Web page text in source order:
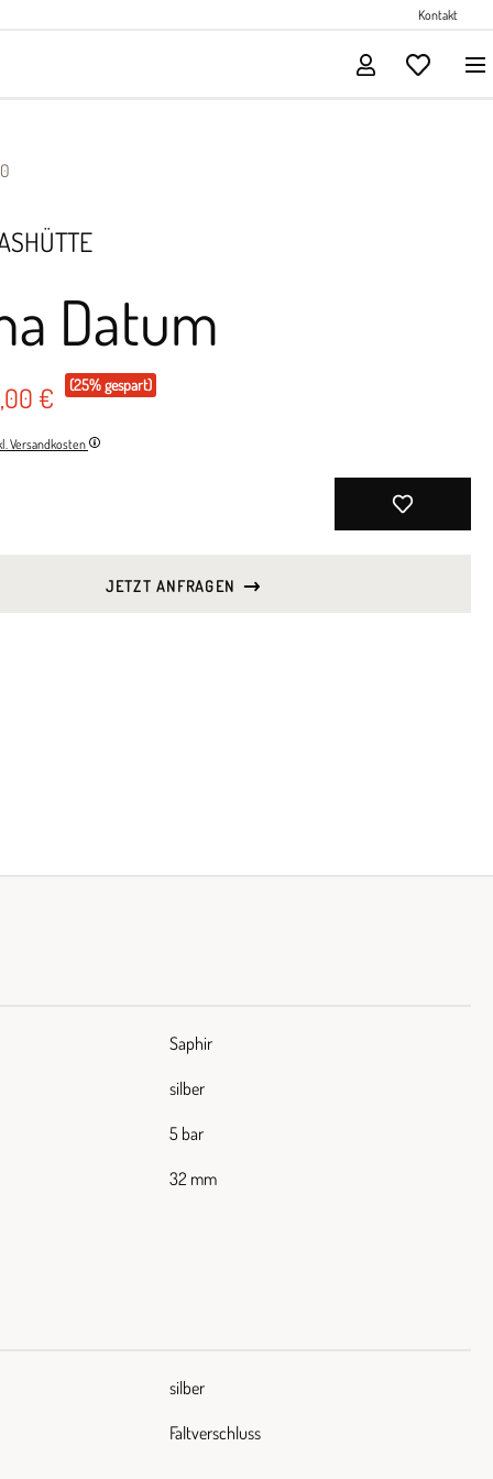
Kontakt
Datum
€ (25% gespart)
Versandkosten
JETZT ANFRAGEN
Saphir
silber
5 bar
32 mm
silber
Faltverschluss